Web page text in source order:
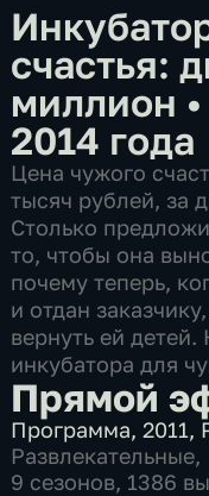
счастья:
миллион •
2014 года
Цена чужого
тысяч рублей, за
Столько
то, чтобы она
почему теперь,
и отдан
вернуть ей
инкубатора для
Прямой
Программа,2011,
Развлекательные,
9 сезонов, 1386